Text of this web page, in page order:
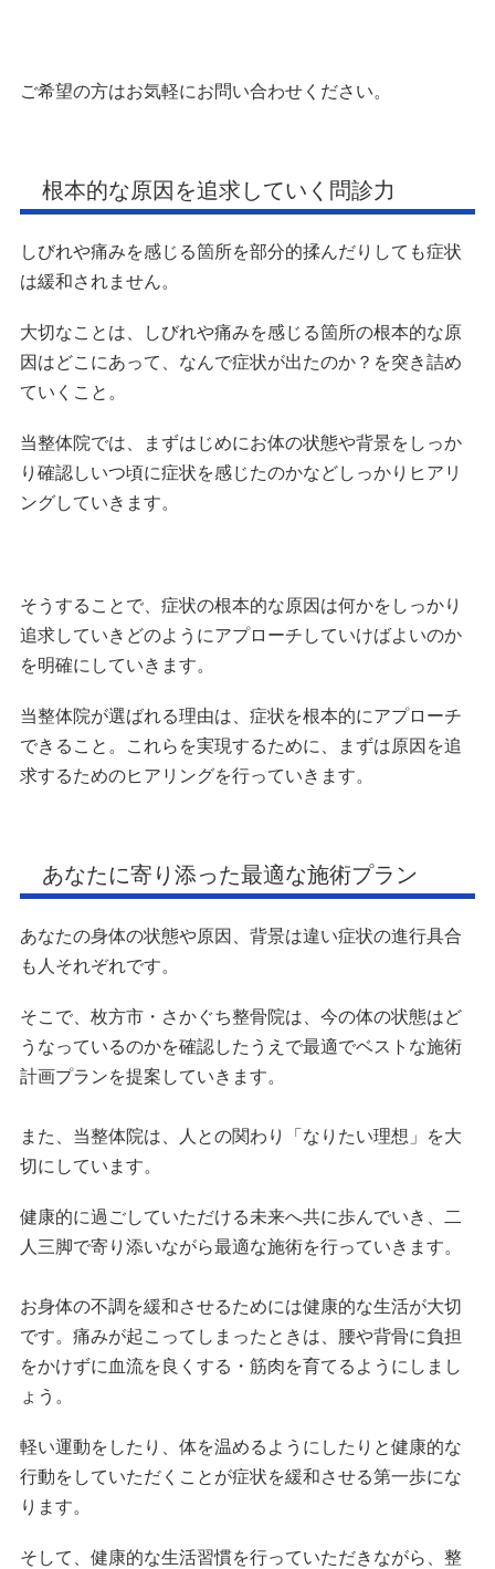
ご希望の方はお気軽にお問い合わせください。
根本的な原因を追求していく問診力
しびれや痛みを感じる箇所を部分的揉んだりしても症状
は緩和されません。
大切なことは、しびれや痛みを感じる箇所の根本的な原
因はどこにあって、なんで症状が出たのか？を突き詰め
ていくこと。
当整体院では、まずはじめにお体の状態や背景をしっか
り確認しいつ頃に症状を感じたのかなどしっかりヒアリ
ングしていきます。
そうすることで、症状の根本的な原因は何かをしっかり
追求していきどのようにアプローチしていけばよいのか
を明確にしていきます。
当整体院が選ばれる理由は、症状を根本的にアプローチ
できること。これらを実現するために、まずは原因を追
求するためのヒアリングを行っていきます。
あなたに寄り添った最適な施術プラン
あなたの身体の状態や原因、背景は違い症状の進行具合
も人それぞれです。
そこで、枚方市・さかぐち整骨院は、今の体の状態はど
うなっているのかを確認したうえで最適でベストな施術
計画プランを提案していきます。
また、当整体院は、人との関わり「なりたい理想」を大
切にしています。
健康的に過ごしていただける未来へ共に歩んでいき、二
人三脚で寄り添いながら最適な施術を行っていきます。
お身体の不調を緩和させるためには健康的な生活が大切
です。痛みが起こってしまったときは、腰や背骨に負担
をかけずに血流を良くする・筋肉を育てるようにしまし
ょう。
軽い運動をしたり、体を温めるようにしたりと健康的な
行動をしていただくことが症状を緩和させる第一歩にな
ります。
そして、健康的な生活習慣を行っていただきながら、整